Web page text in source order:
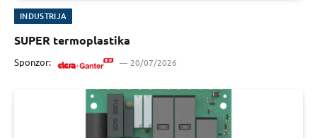
INDUSTRIJA
SUPER termoplastika
Sponzor: 20/07/2026